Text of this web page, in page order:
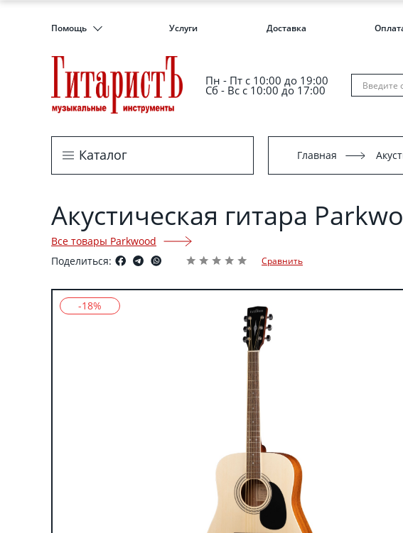
Помощь Услуги Доставка
Пн - Пт c 10:00 до 19:00
Сб - Вс с 10:00 до 17:00
Каталог Главная
Акустическая гитара
Все товары Parkwood
Поделиться:
Сравнить
-18%